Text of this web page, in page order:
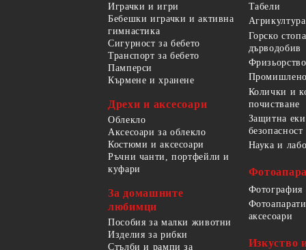
Играчки и игри
Бебешки играчки и активна
гимнастика
Сигурност за бебето
Транспорт за бебето
Памперси
Кърмене и хранене
Дрехи и аксесоари
Облекло
Аксесоари за облекло
Костюми и аксесоари
Ръчни чанти, портфейли и
куфари
За домашните
любимци
Пособия за малки животни
Изделия за рибки
Стълби и рампи за
Табели
Агрикултура
Горско
дърводобив
Колички и
почистване
Защитна
Наука и
Фотография
аксесоари
Изкуство